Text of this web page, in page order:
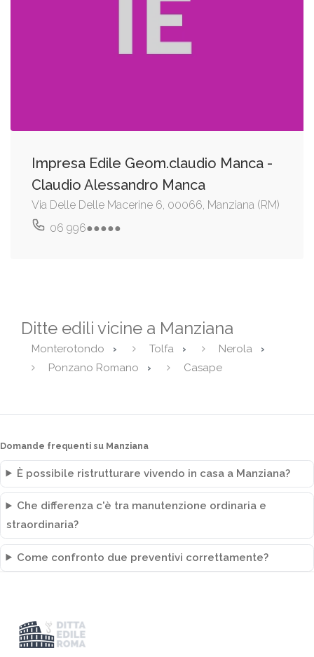
Impresa Edile Geom.claudio Manca -
Claudio Alessandro Manca
Via Delle Delle Macerine 6, 00066, Manziana (RM)
06 996●●●●●
Ditte edili vicine a Manziana
Monterotondo Tolfa
Nerola
Ponzano Romano
Casape
Domande frequenti su Manziana
È possibile ristrutturare vivendo in casa a Manziana?
Che differenza c'è tra manutenzione ordinaria e
straordinaria?
Come confronto due preventivi correttamente?